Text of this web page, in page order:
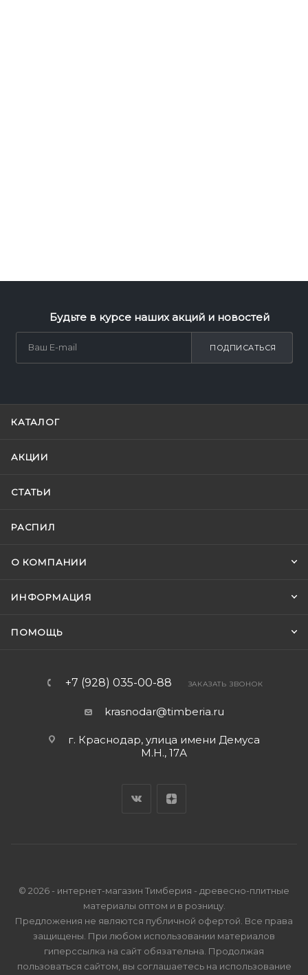
Будьте в курсе наших акций и новостей
ПОДПИСАТЬСЯ
КАТАЛОГ
АКЦИИ
СТАТЬИ
РАСПИЛ
О КОМПАНИИ
ИНФОРМАЦИЯ
ПОМОЩЬ
+7 (928) 035-00-88 ЗАКАЗАТЬ ЗВОНОК
krasnodar@timberia.ru
г. Краснодар, улица имени Демуса
М.Н., 17А
© 2026 - интернет-магазин Тимберия - древесно-плитные
материалы оптом и в розницу.
Предложения не являются публичной офертой. Все права
защищены. При любом использовании материалов
гиперссылка на сайт обязательна. Продолжая
пользоваться сайтом, вы соглашаетесь на использование